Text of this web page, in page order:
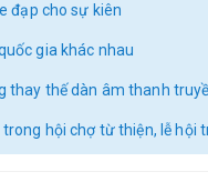
đạp cho sự kiên
gia khác nhau
thay thế dàn âm thanh
hội chợ từ thiện, lễ hội